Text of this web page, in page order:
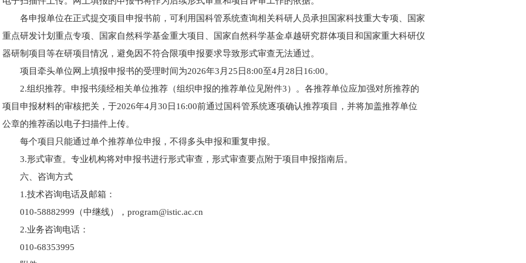
各申报单位在正式提交项目申报书前，可利用国科管系统查询相关科研人员承担国家科技重大专项、国家
重点研发计划重点专项、国家自然科学基金重大项目、国家自然科学基金卓越研究群体项目和国家重大科研仪
器研制项目等在研项目情况，避免因不符合限项申报要求导致形式审查无法通过。
项目牵头单位网上填报申报书的受理时间为2026年3月25日8:00至4月28日16:00。
2.组织推荐。 申报书须经相关单位推荐（组织申报的推荐单位见附件3）。各推荐单位应加强对所推荐的
项目申报材料的审核把关，于2026年4月30日16:00前通过国科管系统逐项确认推荐项目，并将加盖推荐单位
公章的推荐函以电子扫描件上传。
每个项目只能通过单个推荐单位申报，不得多头申报和重复申报。
3.形式审查。 专业机构将对申报书进行形式审查，形式审查要点附于项目申报指南后。
六、咨询方式
1.技术咨询电话及邮箱：
010-58882999（中继线），program@istic.ac.cn
2.业务咨询电话：
010-68353995